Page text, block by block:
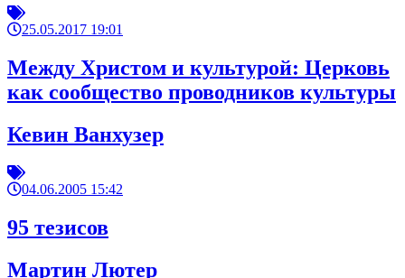
25.05.2017 19:01
Между Христом и культурой: Церковь
как сообщество проводников культуры
Кевин Ванхузер
04.06.2005 15:42
95 тезисов
Мартин Лютер